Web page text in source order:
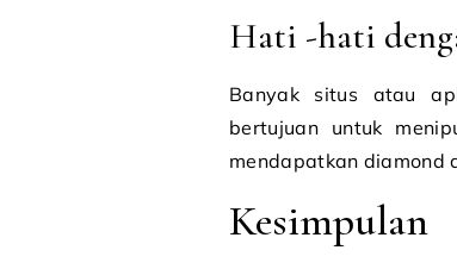
Hati -hati
Banyak situs atau
bertujuan untuk
mendapatkan diamond
Kesimpulan